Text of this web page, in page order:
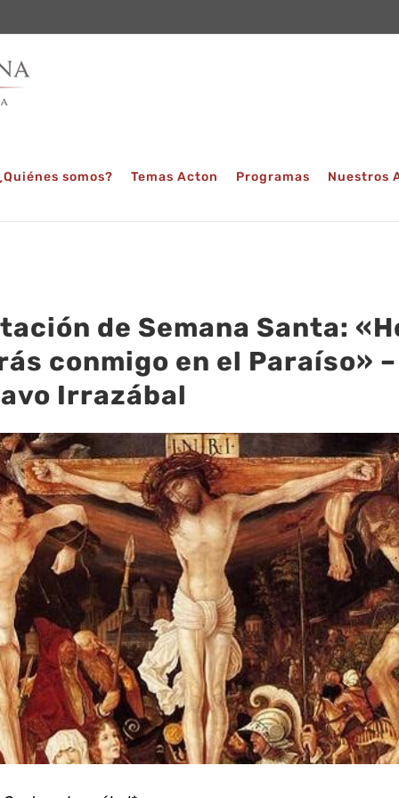
somos? Temas Acton Programas Nuestros
de Semana Santa:
conmigo en el Paraíso» –
Irrazábal